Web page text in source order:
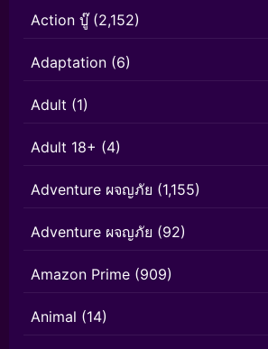
Action บู๊(2,152)
Adaptation (6)
Adult (1)
Adult 18+ (4)
Adventure ผจญภัย (1,155)
Adventure ผจญภัย (92)
Amazon Prime (909)
Animal (14)